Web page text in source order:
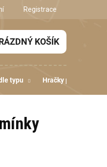
Registrace
KOŠÍK
typu Hračky podle